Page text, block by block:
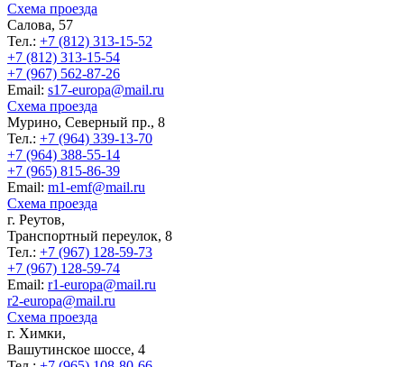
Схема проезда
Салова, 57
Тел.: +7 (812) 313-15-52
+7 (812) 313-15-54
+7 (967) 562-87-26
Еmail: s17-europa@mail.ru
Схема проезда
Мурино, Северный пр., 8
Тел.: +7 (964) 339-13-70
+7 (964) 388-55-14
+7 (965) 815-86-39
Еmail: m1-emf@mail.ru
Схема проезда
г. Реутов,
Транспортный переулок, 8
Тел.: +7 (967) 128-59-73
+7 (967) 128-59-74
Еmail: r1-europa@mail.ru
r2-europa@mail.ru
Схема проезда
г. Химки,
Вашутинское шоссе, 4